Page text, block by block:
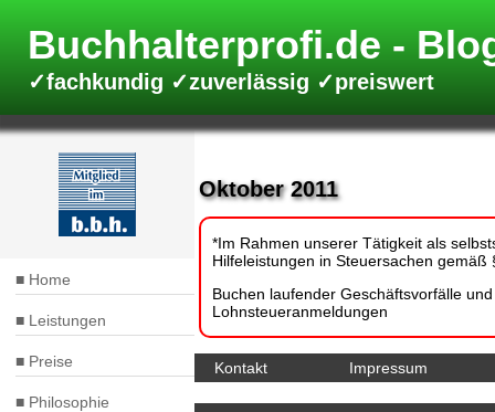
InhaltBuchhalterprofi.de
✓fachkundig ✓zuverlässig ✓preiswert
Hauptnavigation
Home
Leistungen
Preise
Philosophie
Oktober 2011
*Im Rahmen unserer Tätigkeit als
Hilfeleistungen in Steuersachen gemäß
Buchen laufender Geschäftsvorfälle
Lohnsteueranmeldungen
Fußbereich
Kontakt Impressum